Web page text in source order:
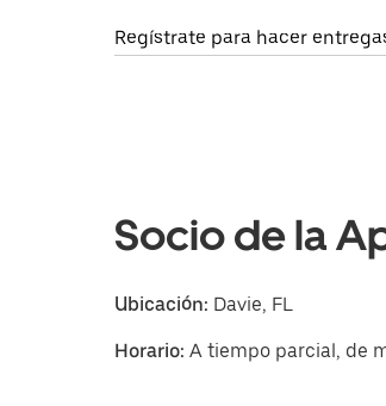
Regístrate para hacer
Socio de la
Ubicación: Davie, FL
Horario: A tiempo parcial, de